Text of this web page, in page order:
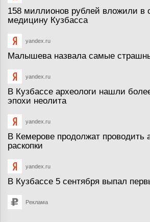
158 миллионов рублей вложили в
медицину Кузбасса
yandex.ru
Малышева назвала самые
yandex.ru
В Кузбассе археологи нашли
эпохи неолита
yandex.ru
В Кемерове продолжат проводить
раскопки
yandex.ru
В Кузбассе 5 сентября выпал
Реклама